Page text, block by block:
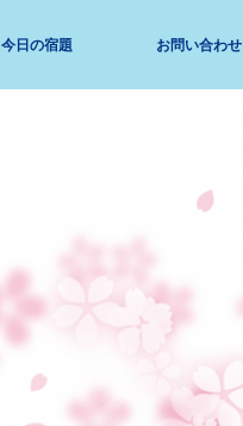
今日の宿題 お問い合わせ